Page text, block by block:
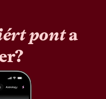
ponta